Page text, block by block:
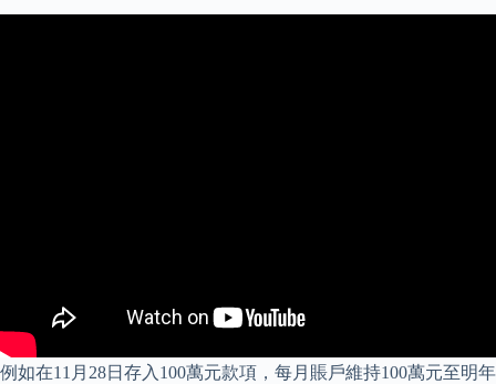
例如在11月28日存入100萬元款項，每月賬戶維持100萬元至明年